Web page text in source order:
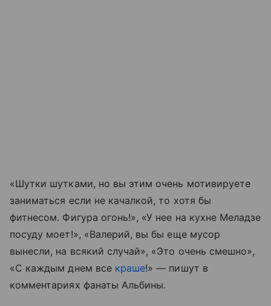
«Шутки шутками, но вы этим очень мотивируете
заниматься если не качалкой, то хотя бы
фитнесом. Фигура огонь!», «У нее на кухне Меладзе
посуду моет!», «Валерий, вы бы еще мусор
вынесли, на всякий случай», «Это очень смешно»,
«С каждым днем все краше!» — пишут в
комментариях фанаты Альбины.